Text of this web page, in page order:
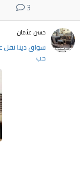
3
حسن عثمان
حب